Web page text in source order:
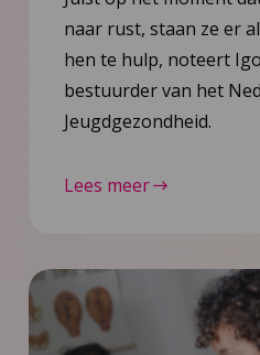
naar rust, staan ze er
hen te hulp, noteert
bestuurder van het
Jeugdgezondheid.
Lees meer